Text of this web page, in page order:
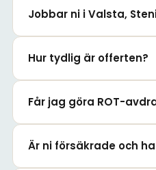
Jobbar ni i Valsta,
Hur tydlig är offerten?
Får jag göra ROT-
Är ni försäkrade och